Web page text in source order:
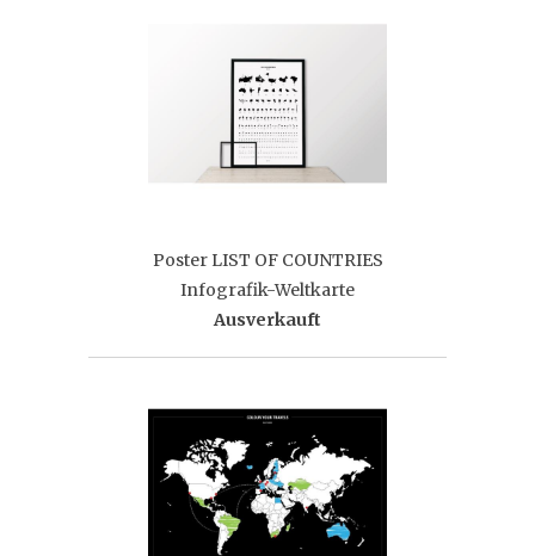
Poster LIST OF COUNTRIES
Infografik-Weltkarte
Ausverkauft